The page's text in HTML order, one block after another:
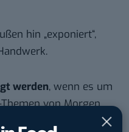
hin „exponiert“,
werden, wenn es um
Themen von Morgen
bekommen jeden